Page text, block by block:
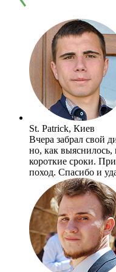
St. Patrick, Киев
Вчера забрал свой
но, как
короткие сроки.
поход. Спасибо и